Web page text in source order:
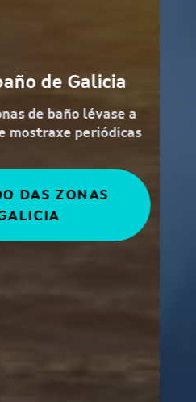
sobre Saúde Pública
ÁS NOVAS